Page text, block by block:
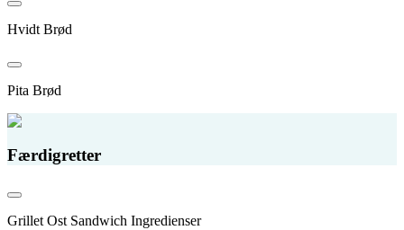
Hvidt Brød
Pita Brød
Færdigretter
Grillet Ost Sandwich Ingredienser